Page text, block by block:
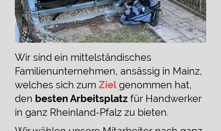
Wir sind ein mittelständisches
Familienunternehmen, ansässig in Mainz,
welches sich zum Zielgenommen hat,
den besten Arbeitsplatz für Handwerker
in ganz Rheinland-Pfalz zu bieten.